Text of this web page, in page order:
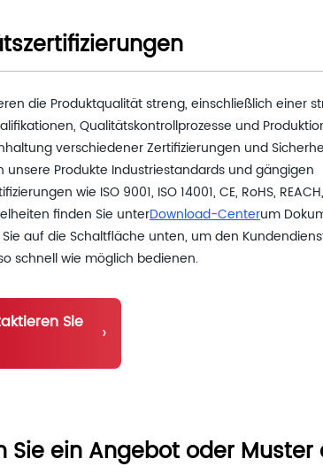
die Produktqualität streng, einschließlich einer
Qualitätskontrollprozesse und
verschiedener Zertifizierungen und
unsere Produkte Industriestandards und gängigen
wie ISO 9001, ISO 14001, CE, RoHS,
finden Sie unterDownload-Centerum
auf die Schaltfläche unten, um den
schnell wie möglich bedienen.
Sie
›
Sie ein Angebot oder Muster